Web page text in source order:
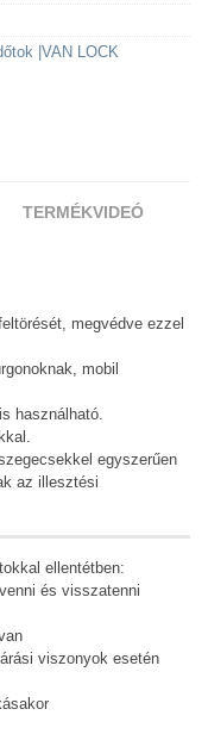
|VAN LOCK
TERMÉKVIDEÓ
megvédve ezzel
mobil
használható.
egyszerűen
az illesztési
ellentétben:
és visszatenni
viszonyok esetén